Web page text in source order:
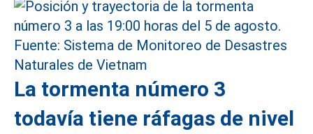
La tormenta número 3
todavía tiene ráfagas de nivel